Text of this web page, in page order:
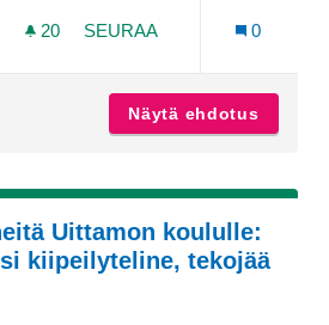
20 20 SEURAAJAA
SEURAA
0
Näytä ehdotus
Uittamon koululle:
kiipeilyteline, tekojää